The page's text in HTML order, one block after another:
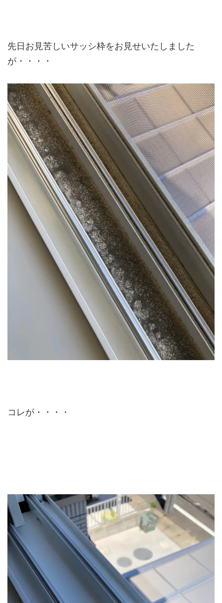
先日お見苦しいサッシ枠をお見せいたしました
が・・・・
コレが・・・・